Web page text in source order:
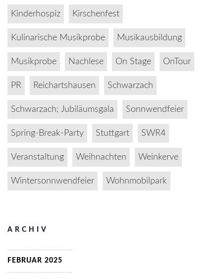
Kinderhospiz Kirschenfest
Kulinarische Musikprobe Musikausbildung
Musikprobe Nachlese On Stage OnTour
PR Reichartshausen Schwarzach
Schwarzach; Jubiläumsgala Sonnwendfeier
Spring-Break-Party Stuttgart SWR4
Veranstaltung Weihnachten Weinkerve
Wintersonnwendfeier Wohnmobilpark
ARCHIV
FEBRUAR 2025